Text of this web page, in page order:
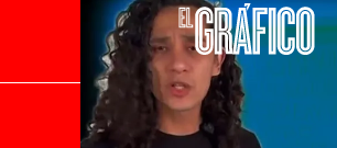
El Universal